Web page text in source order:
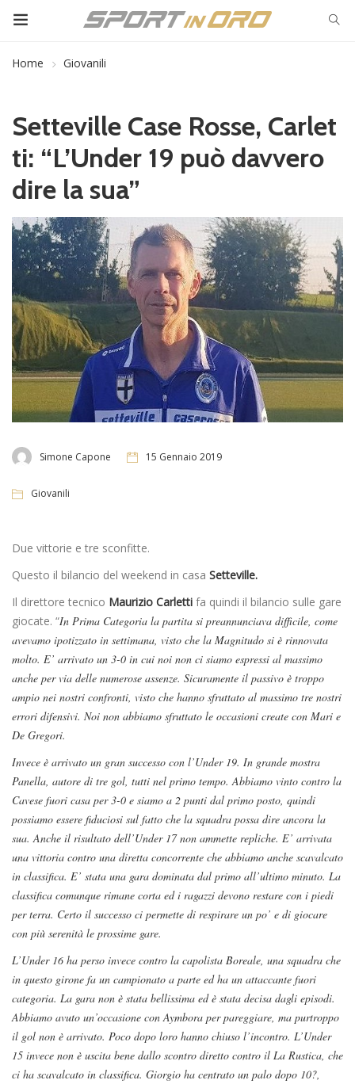
Home Giovanili
Setteville Case Rosse, Carlet
ti: “L’Under 19 può davvero
dire la sua”
Simone Capone 15 Gennaio 2019
Giovanili
Due vittorie e tre sconfitte.
Questo il bilancio del weekend in casa Setteville.
Il direttore tecnico Maurizio Carletti fa quindi il bilancio sulle gare
giocate. “In Prima Categoria la partita si preannunciava difficile, come
avevamo ipotizzato in settimana, visto che la Magnitudo si è rinnovata
molto. E’ arrivato un 3-0 in cui noi non ci siamo espressi al massimo
anche per via delle numerose assenze. Sicuramente il passivo è troppo
ampio nei nostri confronti, visto che hanno sfruttato al massimo tre nostri
errori difensivi. Noi non abbiamo sfruttato le occasioni create con Mari e
De Gregori.
Invece è arrivato un gran successo con l’Under 19. In grande mostra
Panella, autore di tre gol, tutti nel primo tempo. Abbiamo vinto contro la
Cavese fuori casa per 3-0 e siamo a 2 punti dal primo posto, quindi
possiamo essere fiduciosi sul fatto che la squadra possa dire ancora la
sua. Anche il risultato dell’Under 17 non ammette repliche. E’ arrivata
una vittoria contro una diretta concorrente che abbiamo anche scavalcato
in classifica. E’ stata una gara dominata dal primo all’ultimo minuto. La
classifica comunque rimane corta ed i ragazzi devono restare con i piedi
per terra. Certo il successo ci permette di respirare un po’ e di giocare
con più serenità le prossime gare.
L’Under 16 ha perso invece contro la capolista Boreale, una squadra che
in questo girone fa un campionato a parte ed ha un attaccante fuori
categoria. La gara non è stata bellissima ed è stata decisa dagli episodi.
Abbiamo avuto un’occasione con Aymbora per pareggiare, ma purtroppo
il gol non è arrivato. Poco dopo loro hanno chiuso l’incontro. L’Under
15 invece non è uscita bene dallo scontro diretto contro il La Rustica, che
ci ha scavalcato in classifica. Giorgio ha centrato un palo dopo 10?,